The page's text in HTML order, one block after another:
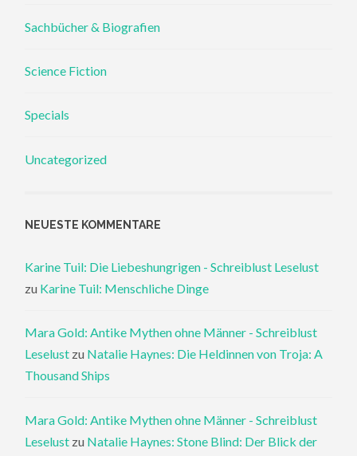
Sachbücher & Biografien
Science Fiction
Specials
Uncategorized
NEUESTE KOMMENTARE
Karine Tuil: Die Liebeshungrigen - Schreiblust Leselust
zu Karine Tuil: Menschliche Dinge
Mara Gold: Antike Mythen ohne Männer - Schreiblust
Leselust zu Natalie Haynes: Die Heldinnen von Troja: A
Thousand Ships
Mara Gold: Antike Mythen ohne Männer - Schreiblust
Leselust zu Natalie Haynes: Stone Blind: Der Blick der